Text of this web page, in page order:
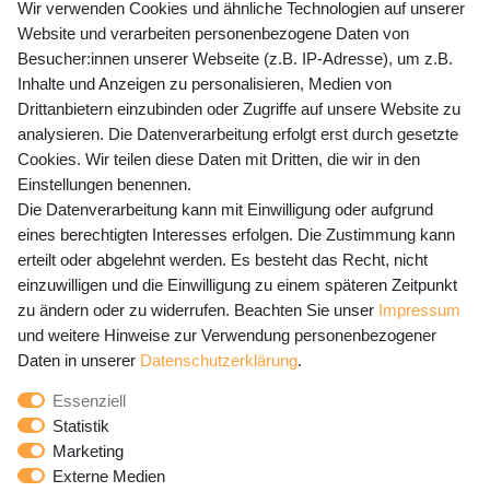
+49 (0) 35243 460 400
Mo-Fr 9-15 Uhr
shop@banjado.com
Preisangaben inkl. gesetzl. MwSt. und zzgl. Service- und
Versandkosten
Newsletter Anmeldung - Keine Angebote
mehr verpassen!
E-MAIL **
Newsletter
Honig
Hiermit bestätige ich, dass ich die
gelesen habe. Meine Einwilligung kann ich jederzeit
widerrufen.**
Wir verwenden Cookies und ähnliche Technologien auf unserer
Website und verarbeiten personenbezogene Daten von
Besucher:innen unserer Webseite (z.B. IP-Adresse), um z.B.
Inhalte und Anzeigen zu personalisieren, Medien von
Drittanbietern einzubinden oder Zugriffe auf unsere Website zu
analysieren. Die Datenverarbeitung erfolgt erst durch gesetzte
Cookies. Wir teilen diese Daten mit Dritten, die wir in den
Einstellungen benennen.
Die Datenverarbeitung kann mit Einwilligung oder aufgrund
eines berechtigten Interesses erfolgen. Die Zustimmung kann
erteilt oder abgelehnt werden. Es besteht das Recht, nicht
einzuwilligen und die Einwilligung zu einem späteren Zeitpunkt
zu ändern oder zu widerrufen. Beachten Sie unser Impressum
und weitere Hinweise zur Verwendung personenbezogener
Daten in unserer Daten­schutz­erklärung.
Essenziell
Statistik
Marketing
Externe Medien